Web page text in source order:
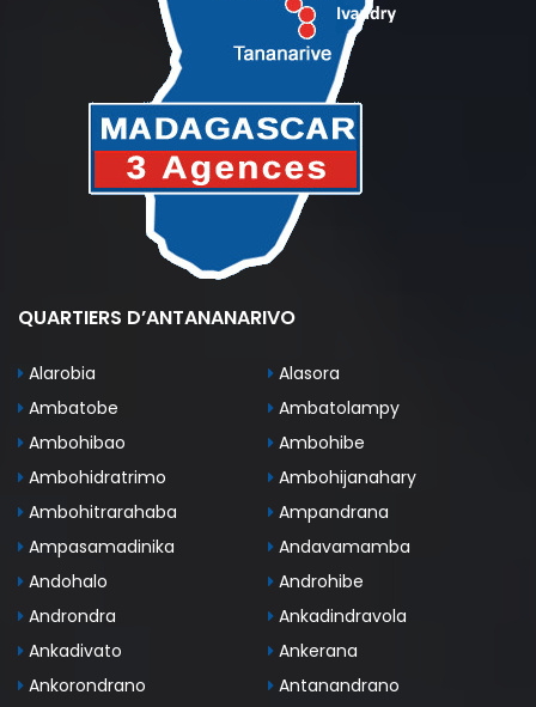
QUARTIERS D’ANTANANARIVO
Alarobia
Alasora
Ambatobe
Ambatolampy
Ambohibao
Ambohibe
Ambohidratrimo
Ambohijanahary
Ambohitrarahaba
Ampandrana
Ampasamadinika
Andavamamba
Andohalo
Androhibe
Androndra
Ankadindravola
Ankadivato
Ankerana
Ankorondrano
Antanandrano